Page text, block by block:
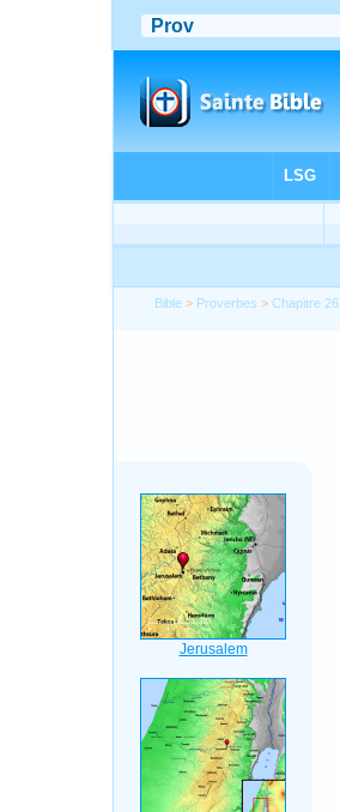
Bible > Proverbes >Chapitre 26